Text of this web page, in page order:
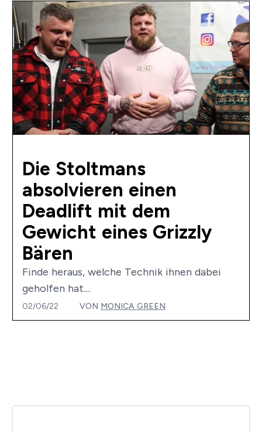
Die Stoltmans
absolvieren einen
Deadlift mit dem
Gewicht eines Grizzly
Bären
Finde heraus, welche Technik ihnen dabei
geholfen hat....
02/06/22 VON MONICA GREEN